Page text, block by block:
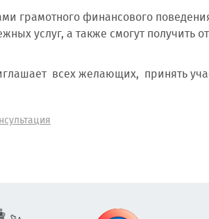
грамотного финансового
услуг, а также смогут получить
всех желающих, принять